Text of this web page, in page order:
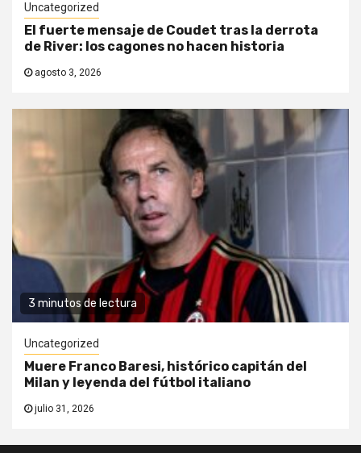
Uncategorized
El fuerte mensaje de Coudet tras la derrota
de River: los cagones no hacen historia
agosto 3, 2026
3 minutos de lectura
Uncategorized
Muere Franco Baresi, histórico capitán del
Milan y leyenda del fútbol italiano
julio 31, 2026